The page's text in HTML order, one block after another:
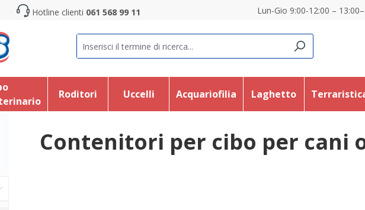
Hotline clienti 061 568 99 11 Lun-Gio 9:00-12:00 –
Roditori Uccelli Acquariofilia Laghetto
Contenitori per cibo per cani